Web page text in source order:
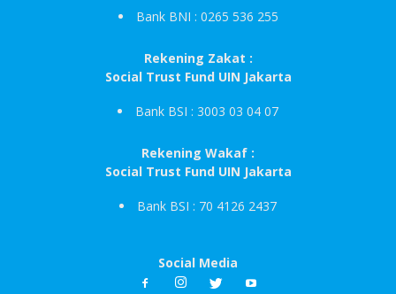
Bank BNI : 0265 536 255
Rekening Zakat :
Social Trust Fund UIN Jakarta
Bank BSI : 3003 03 04 07
Rekening Wakaf :
Social Trust Fund UIN Jakarta
Bank BSI : 70 4126 2437
Social Media